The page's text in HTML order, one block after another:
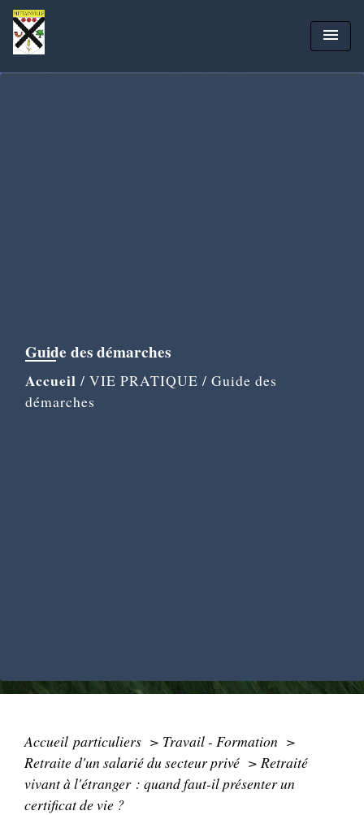
menu
Guide des démarches
Accueil / VIE PRATIQUE / Guide des
démarches
Accueil particuliers > Travail - Formation >
Retraite d'un salarié du secteur privé > Retraité
vivant à l'étranger : quand faut-il présenter un
certificat de vie ?